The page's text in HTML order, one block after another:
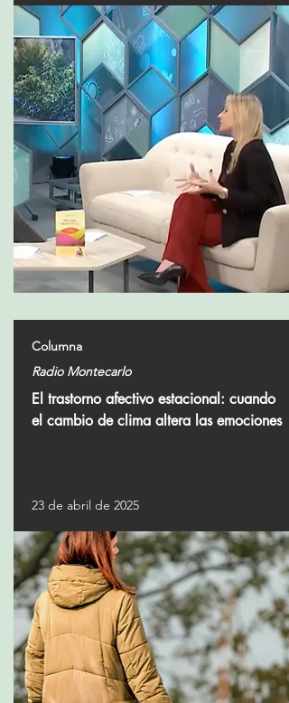
Columna
Radio Montecarlo
El trastorno afectivo estacional: cuando
el cambio de clima altera las emociones
23 de abril de 2025